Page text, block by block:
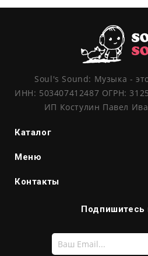
Soul's Sound: Музыка -
ИНН: 503407412487 ОГРН:
ИП Костулин Павел
Каталог
Меню
Контакты
Подпишитесь